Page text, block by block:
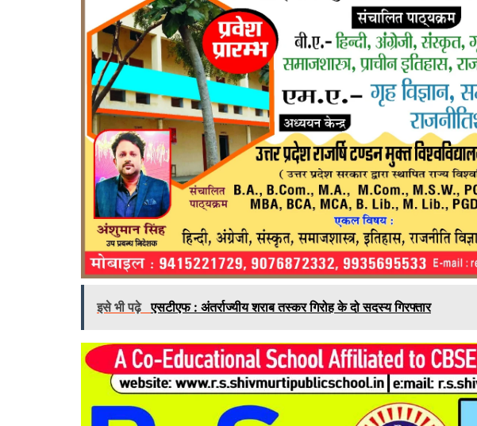
इसे भी पढ़े एसटीएफ : अंतर्राज्यीय शराब तस्कर गिरोह के दो सदस्य गिरफ्तार